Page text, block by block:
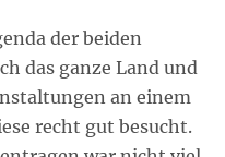
der beiden
das ganze Land und
an einem
recht gut besucht.